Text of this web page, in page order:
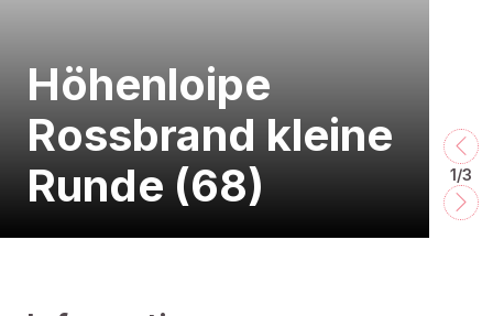
Höhenloipe
Rossbrand kleine
Runde (68)
1/3